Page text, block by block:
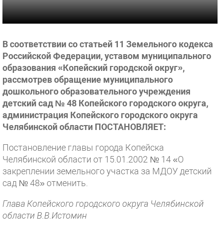
В соответствии со статьей 11 Земельного кодекса
Российской Федерации, уставом муниципального
образования «Копейский городской округ»,
рассмотрев обращение муниципального
дошкольного образовательного учреждения
детский сад № 48 Копейского городского округа,
администрация Копейского городского округа
Челябинской области ПОСТАНОВЛЯЕТ:
Постановление главы города Копейска
Челябинской области от 15.01.2002 № 14 «О
закреплении земельного участка за МДОУ детский
сад № 48» отменить.
Глава Копейского городского округа Челябинской
области В.В.Истомин